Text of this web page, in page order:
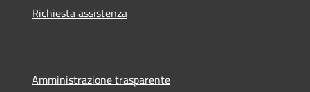
Richiesta assistenza
Amministrazione trasparente